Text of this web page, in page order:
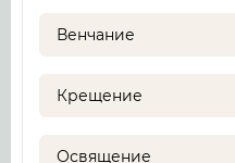
Венчание
Крещение
Освящение